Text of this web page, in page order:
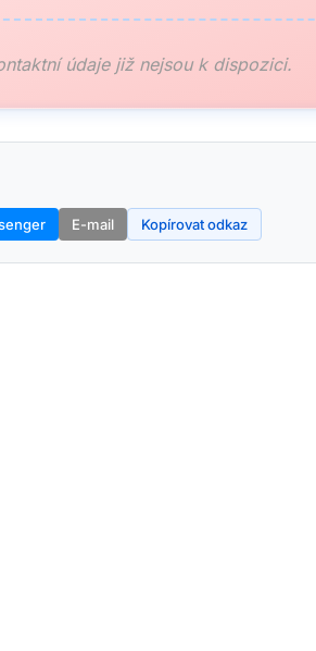
údaje již nejsou k dispozici.
E-mail Kopírovat odkaz